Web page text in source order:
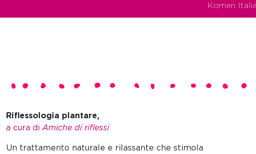
Komen Italia
Riflessologia plantare,
a cura di Amiche di riflessi
Un trattamento naturale e rilassante che stimola